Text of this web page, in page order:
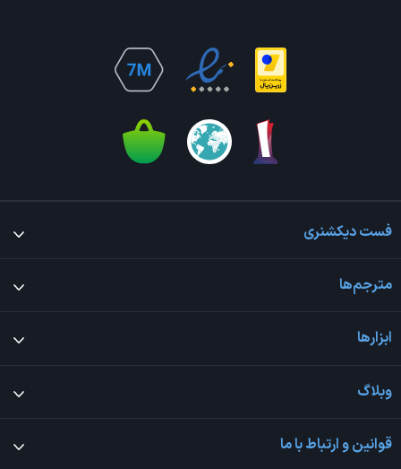
فست دیکشنری
مترجم‌ها
ابزارها
وبلاگ
قوانین و ارتباط با ما